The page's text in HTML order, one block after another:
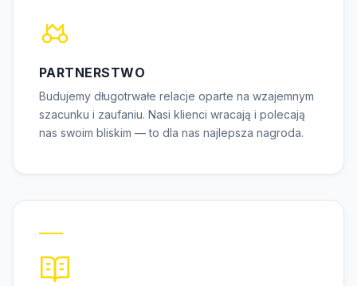
PARTNERSTWO
Budujemy długotrwałe relacje oparte na wzajemnym
szacunku i zaufaniu. Nasi klienci wracają i polecają
nas swoim bliskim — to dla nas najlepsza nagroda.